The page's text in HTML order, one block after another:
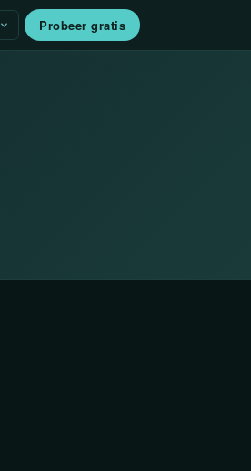
Probeer gratis